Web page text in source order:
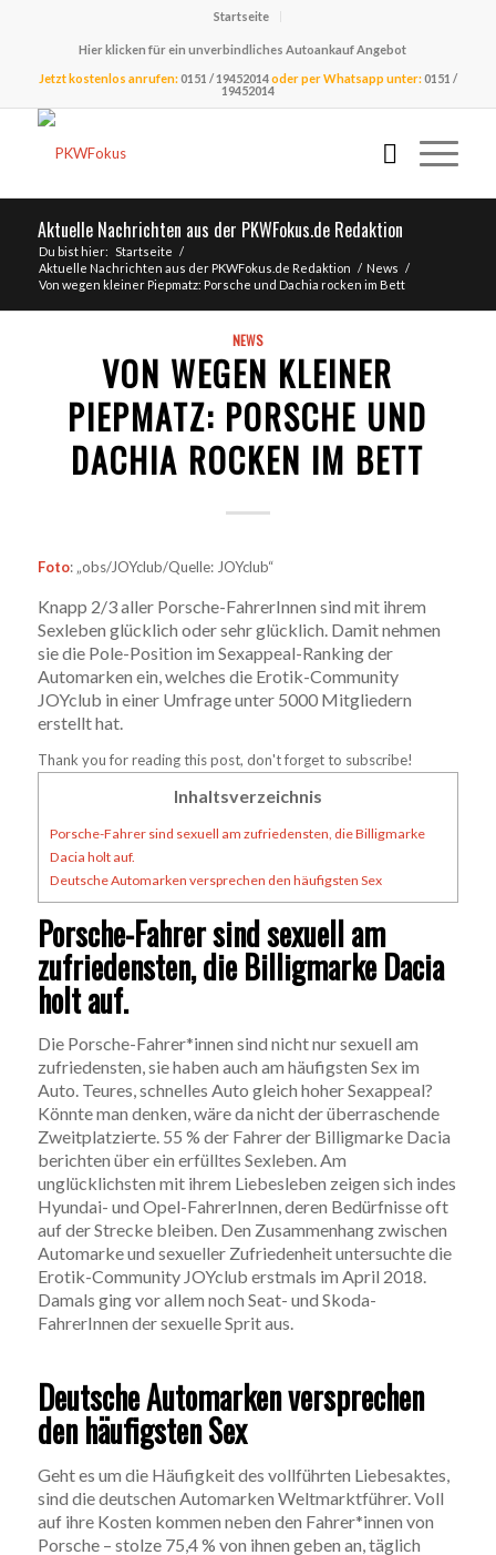
Startseite
Hier klicken für ein unverbindliches Autoankauf Angebot
Jetzt kostenlos anrufen:0151 / 19452014oder per Whatsapp unter:0151 /
19452014
Aktuelle Nachrichten aus der PKWFokus.de Redaktion
Du bist hier: Startseite /
Aktuelle Nachrichten aus der PKWFokus.de Redaktion / News /
Von wegen kleiner Piepmatz: Porsche und Dachia rocken im Bett
NEWS
VON WEGEN KLEINER
PIEPMATZ: PORSCHE UND
DACHIA ROCKEN IM BETT
Foto: „obs/JOYclub/Quelle: JOYclub“
Knapp 2/3 aller Porsche-FahrerInnen sind mit ihrem
Sexleben glücklich oder sehr glücklich. Damit nehmen
sie die Pole-Position im Sexappeal-Ranking der
Automarken ein, welches die Erotik-Community
JOYclub in einer Umfrage unter 5000 Mitgliedern
erstellt hat.
Thank you for reading this post, don't forget to subscribe!
Inhaltsverzeichnis
Porsche-Fahrer sind sexuell am zufriedensten, die Billigmarke
Dacia holt auf.
Deutsche Automarken versprechen den häufigsten Sex
Porsche-Fahrer sind sexuell am
zufriedensten, die Billigmarke Dacia
holt auf.
Die Porsche-Fahrer*innen sind nicht nur sexuell am
zufriedensten, sie haben auch am häufigsten Sex im
Auto. Teures, schnelles Auto gleich hoher Sexappeal?
Könnte man denken, wäre da nicht der überraschende
Zweitplatzierte. 55 % der Fahrer der Billigmarke Dacia
berichten über ein erfülltes Sexleben. Am
unglücklichsten mit ihrem Liebesleben zeigen sich indes
Hyundai- und Opel-FahrerInnen, deren Bedürfnisse oft
auf der Strecke bleiben. Den Zusammenhang zwischen
Automarke und sexueller Zufriedenheit untersuchte die
Erotik-Community JOYclub erstmals im April 2018.
Damals ging vor allem noch Seat- und Skoda-
FahrerInnen der sexuelle Sprit aus.
Deutsche Automarken versprechen
den häufigsten Sex
Geht es um die Häufigkeit des vollführten Liebesaktes,
sind die deutschen Automarken Weltmarktführer. Voll
auf ihre Kosten kommen neben den Fahrer*innen von
Porsche – stolze 75,4 % von ihnen geben an, täglich